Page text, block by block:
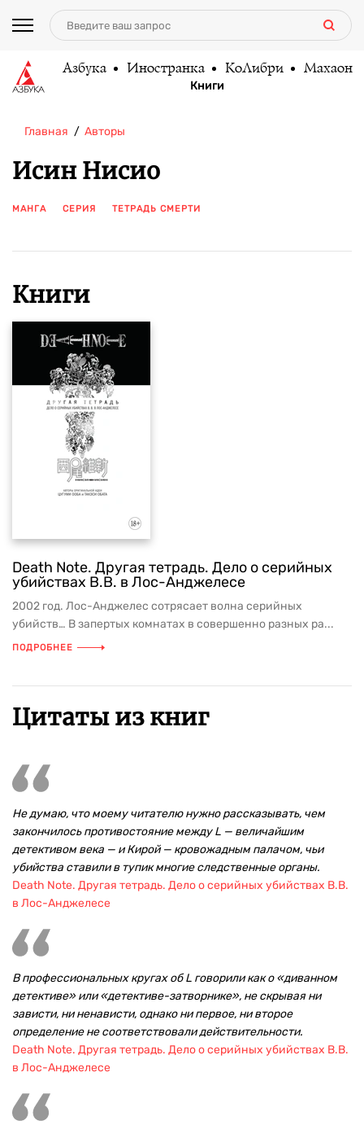
Азбука Иностранка КоЛибри Махаон
Книги
Главная Авторы
Исин Нисио
МАНГА СЕРИЯ ТЕТРАДЬ СМЕРТИ
ПОКАЗАТЬ ЕЩЕ
Книги
Death Note. Другая тетрадь. Дело о серийных
убийствах B.B. в Лос-Анджелесе
2002 год. Лос-Анджелес сотрясает волна серийных
убийств… В запертых комнатах в совершенно разных ра...
ПОДРОБНЕЕ
Цитаты из книг
Не думаю, что моему читателю нужно рассказывать, чем
закончилось противостояние между L — величайшим
детективом века — и Кирой — кровожадным палачом, чьи
убийства ставили в тупик многие следственные органы.
Death Note. Другая тетрадь. Дело о серийных убийствах B.B.
в Лос-Анджелесе
В профессиональных кругах об L говорили как о «диванном
детективе» или «детективе-затворнике», не скрывая ни
зависти, ни ненависти, однако ни первое, ни второе
определение не соответствовали действительности.
Death Note. Другая тетрадь. Дело о серийных убийствах B.B.
в Лос-Анджелесе